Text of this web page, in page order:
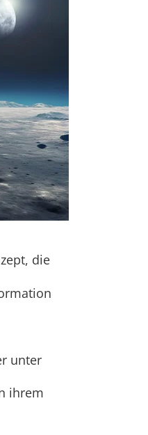
die
unter
ihrem